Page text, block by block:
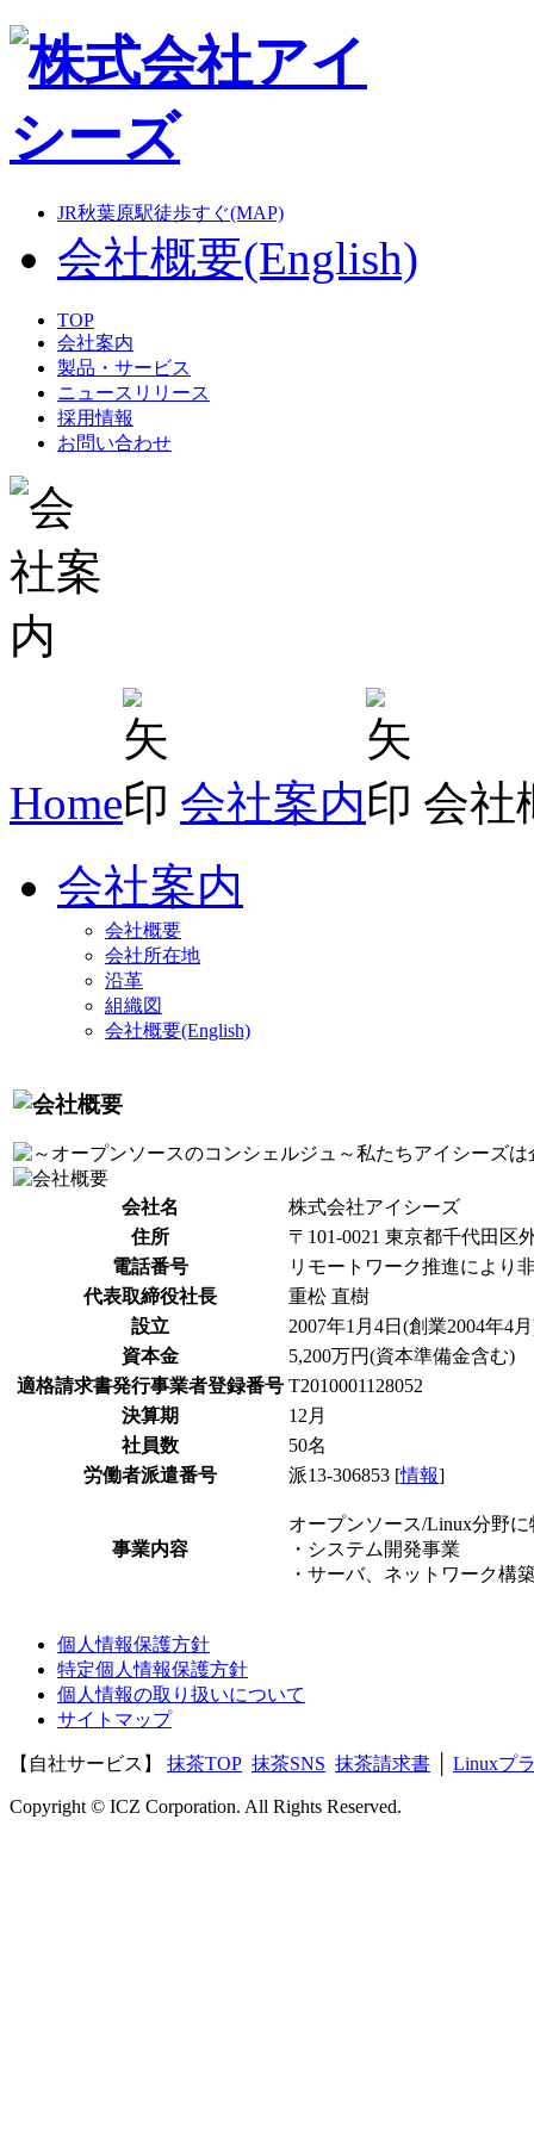
JR秋葉原駅徒歩すぐ(MAP)
会社概要(English)
TOP
会社案内
製品・サービス
ニュースリリース
採用情報
お問い合わせ
Home 会社案内
会社
会社案内
会社概要
会社所在地
沿革
組織図
会社概要(English)
会社名
株式会社アイシーズ
住所
〒101-0021 東京都千代田区
電話番号
リモートワーク推進により
代表取締役社長
重松 直樹
設立
2007年1月4日(創業2004年4
資本金
5,200万円(資本準備金含む)
適格請求書発行事業者登録番号 T2010001128052
決算期
12月
社員数
50名
労働者派遣番号
派13-306853 [情報]
事業内容
オープンソース/Linux分野
・システム開発事業
・サーバ、ネットワーク構
個人情報保護方針
特定個人情報保護方針
個人情報の取り扱いについて
サイトマップ
【自社サービス】 抹茶TOP 抹茶SNS 抹茶請求書 Linuxプ
Copyright © ICZ Corporation. All Rights Reserved.